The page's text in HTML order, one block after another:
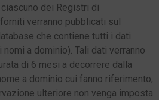
dei Registri di
verranno pubblicati sul
che contiene tutti i dati
a dominio). Tali dati verranno
di 6 mesi a decorrere dalla
a dominio cui fanno riferimento,
ulteriore non venga imposta